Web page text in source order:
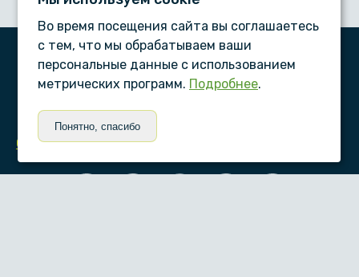
ООО «Дентал-сервис», © 2026
Статьи
Во время посещения сайта вы соглашаетесь
с тем, что мы обрабатываем ваши
персональные данные с использованием
метрических программ. Подробнее.
Понятно, спасибо